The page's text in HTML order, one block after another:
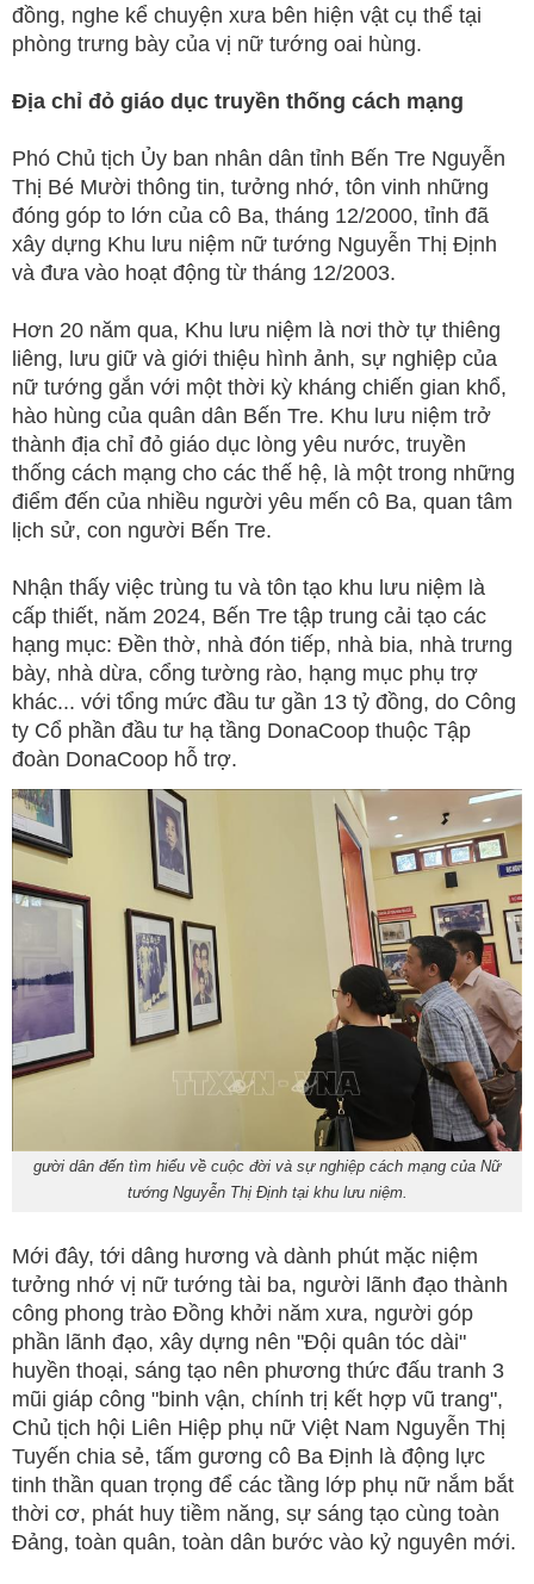
đồng, nghe kể chuyện xưa bên hiện vật cụ thể tại
phòng trưng bày của vị nữ tướng oai hùng.
Địa chỉ đỏ giáo dục truyền thống cách mạng
Phó Chủ tịch Ủy ban nhân dân tỉnh Bến Tre Nguyễn
Thị Bé Mười thông tin, tưởng nhớ, tôn vinh những
đóng góp to lớn của cô Ba, tháng 12/2000, tỉnh đã
xây dựng Khu lưu niệm nữ tướng Nguyễn Thị Định
và đưa vào hoạt động từ tháng 12/2003.
Hơn 20 năm qua, Khu lưu niệm là nơi thờ tự thiêng
liêng, lưu giữ và giới thiệu hình ảnh, sự nghiệp của
nữ tướng gắn với một thời kỳ kháng chiến gian khổ,
hào hùng của quân dân Bến Tre. Khu lưu niệm trở
thành địa chỉ đỏ giáo dục lòng yêu nước, truyền
thống cách mạng cho các thế hệ, là một trong những
điểm đến của nhiều người yêu mến cô Ba, quan tâm
lịch sử, con người Bến Tre.
Nhận thấy việc trùng tu và tôn tạo khu lưu niệm là
cấp thiết, năm 2024, Bến Tre tập trung cải tạo các
hạng mục: Đền thờ, nhà đón tiếp, nhà bia, nhà trưng
bày, nhà dừa, cổng tường rào, hạng mục phụ trợ
khác... với tổng mức đầu tư gần 13 tỷ đồng, do Công
ty Cổ phần đầu tư hạ tầng DonaCoop thuộc Tập
đoàn DonaCoop hỗ trợ.
gười dân đến tìm hiểu về cuộc đời và sự nghiệp cách mạng của Nữ
tướng Nguyễn Thị Định tại khu lưu niệm.
Mới đây, tới dâng hương và dành phút mặc niệm
tưởng nhớ vị nữ tướng tài ba, người lãnh đạo thành
công phong trào Đồng khởi năm xưa, người góp
phần lãnh đạo, xây dựng nên "Đội quân tóc dài"
huyền thoại, sáng tạo nên phương thức đấu tranh 3
mũi giáp công "binh vận, chính trị kết hợp vũ trang",
Chủ tịch hội Liên Hiệp phụ nữ Việt Nam Nguyễn Thị
Tuyến chia sẻ, tấm gương cô Ba Định là động lực
tinh thần quan trọng để các tầng lớp phụ nữ nắm bắt
thời cơ, phát huy tiềm năng, sự sáng tạo cùng toàn
Đảng, toàn quân, toàn dân bước vào kỷ nguyên mới.